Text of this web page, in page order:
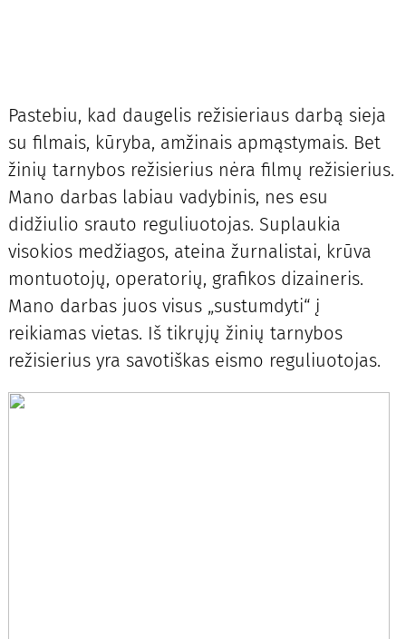
Pastebiu, kad daugelis režisieriaus darbą sieja
su filmais, kūryba, amžinais apmąstymais. Bet
žinių tarnybos režisierius nėra filmų režisierius.
Mano darbas labiau vadybinis, nes esu
didžiulio srauto reguliuotojas. Suplaukia
visokios medžiagos, ateina žurnalistai, krūva
montuotojų, operatorių, grafikos dizaineris.
Mano darbas juos visus „sustumdyti“ į
reikiamas vietas. Iš tikrųjų žinių tarnybos
režisierius yra savotiškas eismo reguliuotojas.